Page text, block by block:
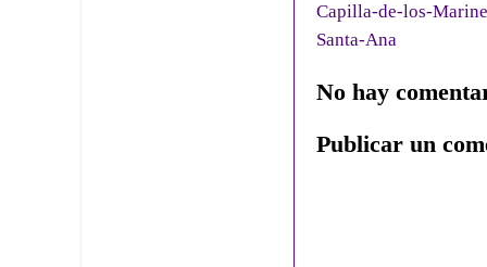
Capilla-de-los-
Santa-Ana
No hay
Publicar un